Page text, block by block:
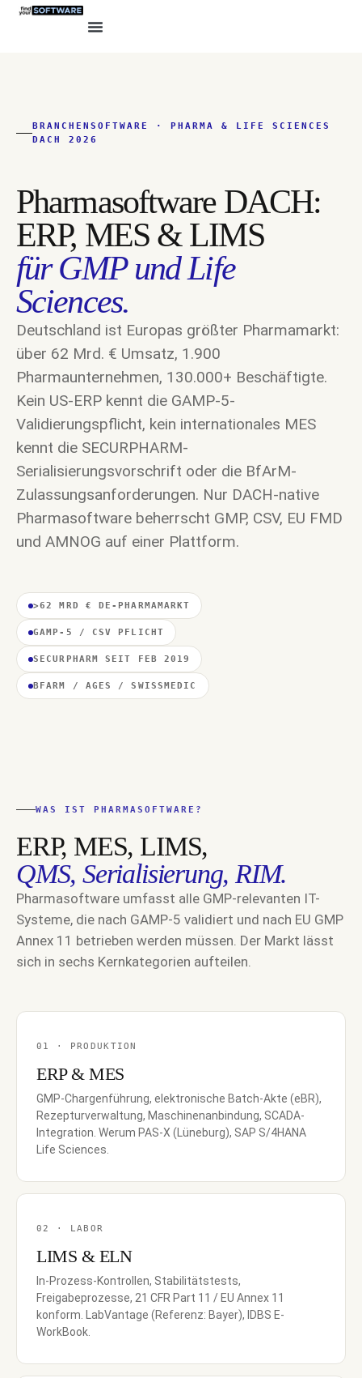
BRANCHENSOFTWARE · PHARMA & LIFE SCIENCES
DACH 2026
Pharmasoftware DACH:
ERP, MES & LIMS
für GMP und Life
Sciences.
Deutschland ist Europas größter Pharmamarkt:
über 62 Mrd. € Umsatz, 1.900
Pharmaunternehmen, 130.000+ Beschäftigte.
Kein US-ERP kennt die GAMP-5-
Validierungspflicht, kein internationales MES
kennt die SECURPHARM-
Serialisierungsvorschrift oder die BfArM-
Zulassungsanforderungen. Nur DACH-native
Pharmasoftware beherrscht GMP, CSV, EU FMD
und AMNOG auf einer Plattform.
>62 MRD € DE-PHARMAMARKT
GAMP-5 / CSV PFLICHT
SECURPHARM SEIT FEB 2019
BFARM / AGES / SWISSMEDIC
WAS IST PHARMASOFTWARE?
ERP, MES, LIMS,
QMS, Serialisierung, RIM.
Pharmasoftware umfasst alle GMP-relevanten IT-
Systeme, die nach GAMP-5 validiert und nach EU GMP
Annex 11 betrieben werden müssen. Der Markt lässt
sich in sechs Kernkategorien aufteilen.
01 · PRODUKTION
ERP & MES
GMP-Chargenführung, elektronische Batch-Akte (eBR),
Rezepturverwaltung, Maschinenanbindung, SCADA-
Integration. Werum PAS-X (Lüneburg), SAP S/4HANA
Life Sciences.
02 · LABOR
LIMS & ELN
In-Prozess-Kontrollen, Stabilitätstests,
Freigabeprozesse, 21 CFR Part 11 / EU Annex 11
konform. LabVantage (Referenz: Bayer), IDBS E-
WorkBook.